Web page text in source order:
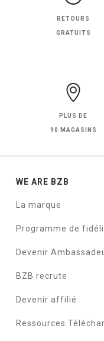
RETOURS
GRATUITS
PLUS DE
90 MAGASINS
WE ARE BZB
La marque
Programme de
Devenir
BZB recrute
Devenir affilié
Ressources